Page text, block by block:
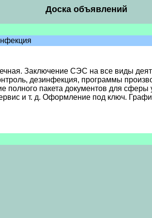
Доска объявлений
Заключение СЭС на все виды
дезинфекция, программы
пакета документов для
и т. д. Оформление под ключ.